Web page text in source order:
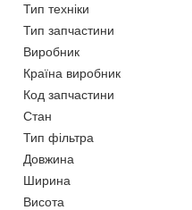
Тип техніки
Тип запчастини
Виробник
Країна виробник
Код запчастини
Стан
Тип фільтра
Довжина
Ширина
Висота